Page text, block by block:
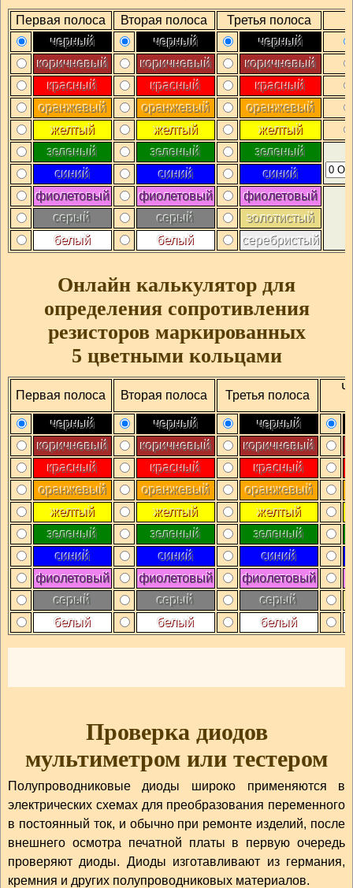
Первая полоса Вторая полоса Третья полоса
черный
черный
черный
коричневый
коричневый
коричневый
красный
красный
красный
оранжевый
оранжевый
оранжевый
желтый
желтый
желтый
зеленый
зеленый зеленый
синий
синий
синий
фиолетовый
фиолетовый
фиолетовый
серый
серый
золотистый
белый
белый серебристый
Онлайн калькулятор для
определения сопротивления
резисторов маркированных
5 цветными кольцами
Первая полоса Вторая полоса Третья полоса
черный
черный
черный
коричневый
коричневый коричневый
красный
красный
красный
оранжевый
оранжевый оранжевый
желтый
желтый
желтый
зеленый
зеленый
зеленый
синий
синий
синий
фиолетовый
фиолетовый фиолетовый
серый
серый серый
белый
белый белый
Проверка диодов
мультиметром или тестером
Полупроводниковые диоды широко применяются в
электрических схемах для преобразования переменного
в постоянный ток, и обычно при ремонте изделий, после
внешнего осмотра печатной платы в первую очередь
проверяют диоды. Диоды изготавливают из германия,
кремния и других полупроводниковых материалов.